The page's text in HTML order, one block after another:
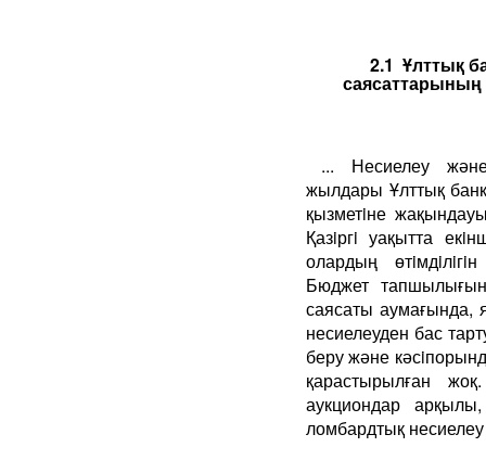
2.1 Ұлттық
... Несиелеу
жылдары Ұлттық
қызметiне
Қазiргi уақытта
олардың
Бюджет
саясаты аумағында,
несиелеуден бас
беру және
қарастырылған
аукциондар
ломбардтық